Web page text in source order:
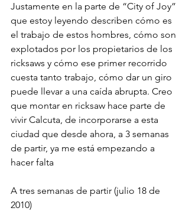
Justamente en la parte de “City of Joy”
que estoy leyendo describen cómo es
el trabajo de estos hombres, cómo son
explotados por los propietarios de los
ricksaws y cómo ese primer recorrido
cuesta tanto trabajo, cómo dar un giro
puede llevar a una caída abrupta. Creo
que montar en ricksaw hace parte de
vivir Calcuta, de incorporarse a esta
ciudad que desde ahora, a 3 semanas
de partir, ya me está empezando a
hacer falta
A tres semanas de partir (julio 18 de
2010)